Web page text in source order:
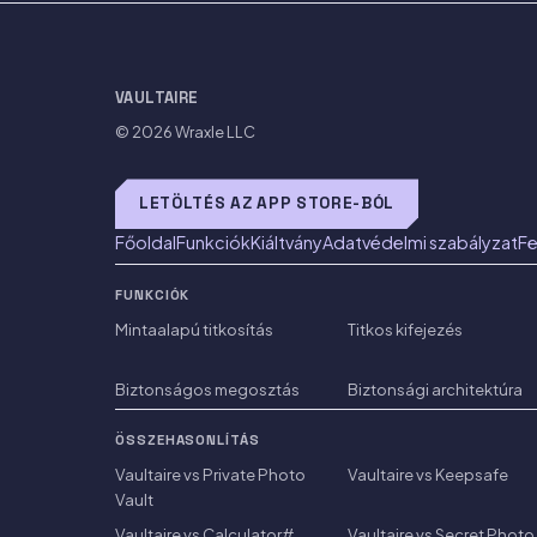
VAULTAIRE
© 2026Wraxle LLC
LETÖLTÉS AZ APP STORE-BÓL
FőoldalFunkciókKiáltványAdatvédelmi szabályzat
FUNKCIÓK
Mintaalapú titkosítás Titkos kifejezés
Biztonságos megosztás Biztonsági architektúra
ÖSSZEHASONLÍTÁS
Vaultaire vs Private Photo
Vault
Vaultaire vs Keepsafe